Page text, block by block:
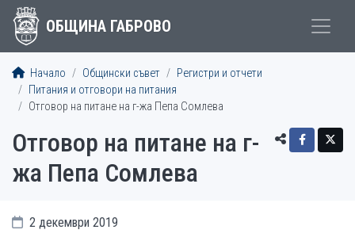
ОБЩИНА ГАБРОВО
Начало Общински съвет
Регистри и отчети
Питания и отговори на питания
Отговор на питане на г-жа Пепа Сомлева
Отговор на питане на г-
жа Пепа Сомлева
2 декември 2019